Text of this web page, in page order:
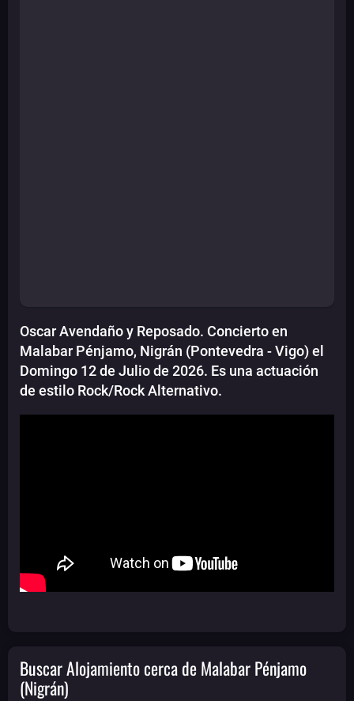
Oscar Avendaño y Reposado. Concierto en
Malabar Pénjamo, Nigrán (Pontevedra - Vigo) el
Domingo 12 de Julio de 2026. Es una actuación
de estilo Rock/Rock Alternativo.
Buscar Alojamiento cerca de Malabar Pénjamo
(Nigrán)